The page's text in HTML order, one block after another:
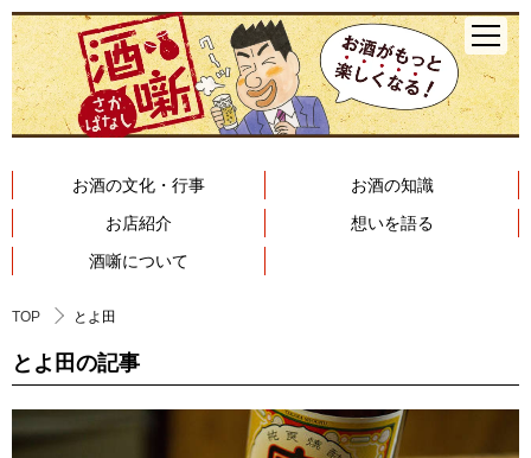
お酒の文化・行事
お酒の知識
お店紹介
想いを語る
酒噺について
TOP とよ田
とよ田の記事